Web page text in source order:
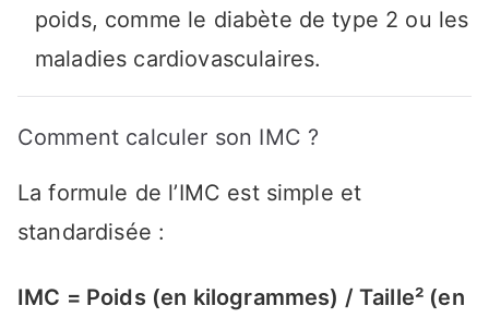
poids, comme le diabète de type 2 ou les
maladies cardiovasculaires.
Comment calculer son IMC ?
La formule de l’IMC est simple et
standardisée :
IMC = Poids (en kilogrammes) / Taille² (en